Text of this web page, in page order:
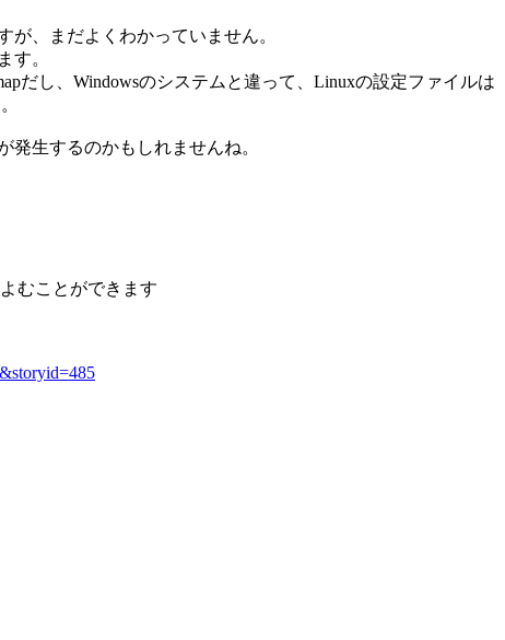
、まだよくわかっていません。
す。
だし、Windowsのシステムと違って、Linuxの設定ファイルは
生するのかもしれませんね。
むことができます